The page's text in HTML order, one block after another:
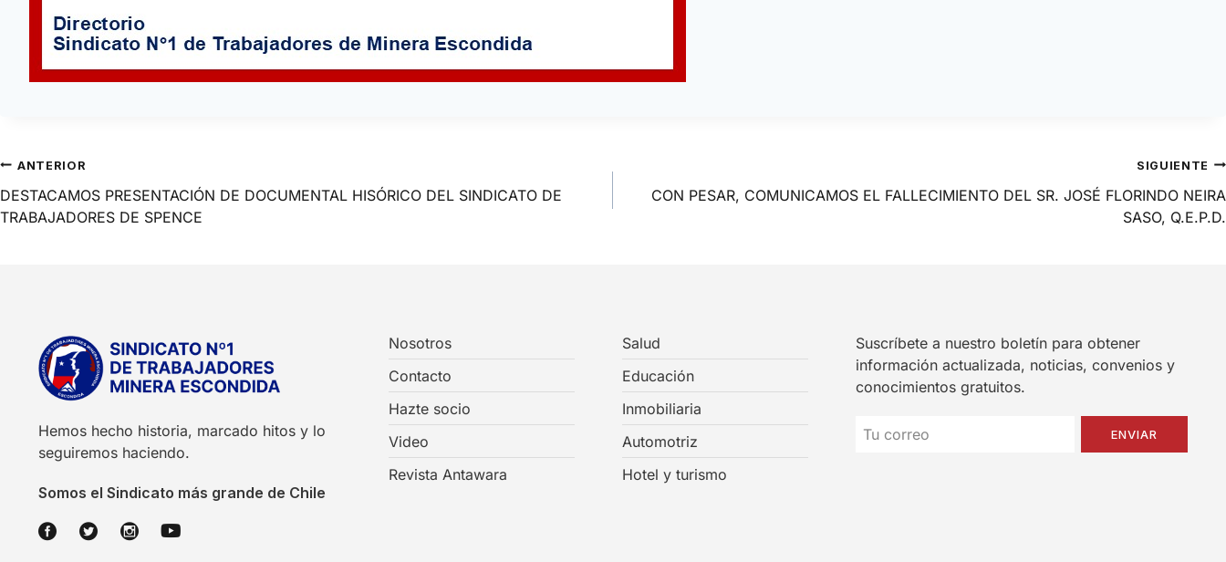
ANTERIOR
DESTACAMOS PRESENTACIÓN DE DOCUMENTAL HISÓRICO DEL SINDICATO DE
TRABAJADORES DE SPENCE
SIGUIENTE
CON PESAR, COMUNICAMOS EL FALLECIMIENTO DEL SR. JOSÉ FLORINDO NEIRA
SASO, Q.E.P.D.
Hemos hecho historia, marcado hitos y lo
seguiremos haciendo.
Somos el Sindicato más grande de Chile
Nosotros
Contacto
Hazte socio
Video
Revista Antawara
Salud
Educación
Inmobiliaria
Automotriz
Hotel y turismo
Suscríbete a nuestro boletín para obtener
información actualizada, noticias, convenios y
conocimientos gratuitos.
ENVIAR